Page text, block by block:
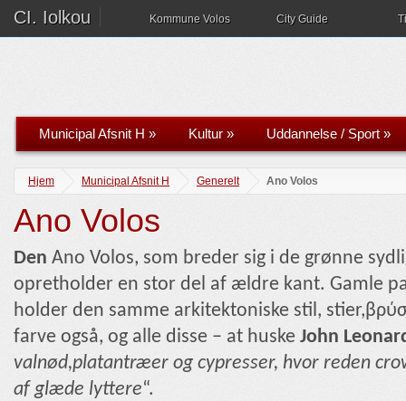
CI. Iolkou Kommune Volos City Guide
Municipal Afsnit H » Kultur » Uddannelse / Sport »
Hjem Municipal Afsnit H Generelt Ano Volos
Ano Volos
Den Ano Volos, som breder sig i de grønne
opretholder en stor del af ældre kant. Gamle
holder den samme arkitektoniske stil,
farve også, og alle disse – at huske John
valnød,platantræer og cypresser, hvor reden
af glæde lyttere“.